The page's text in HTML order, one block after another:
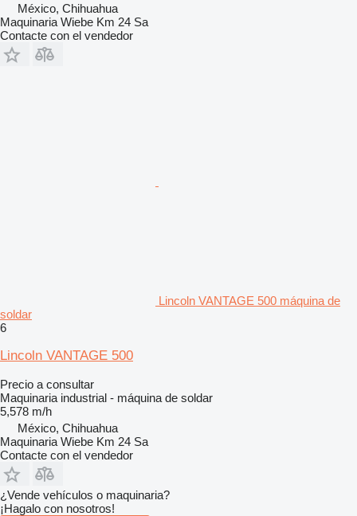
México, Chihuahua
Maquinaria Wiebe Km 24 Sa
Contacte con el vendedor
Lincoln VANTAGE 500 máquina de
soldar
6
Lincoln VANTAGE 500
Precio a consultar
Maquinaria industrial - máquina de soldar
5,578 m/h
México, Chihuahua
Maquinaria Wiebe Km 24 Sa
Contacte con el vendedor
¿Vende vehículos o maquinaria?
¡Hagalo con nosotros!